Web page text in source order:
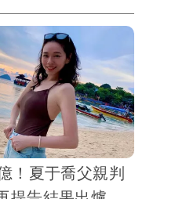
園市長候選人鄭寶清
告發行政院長蘇貞
勇與防疫指揮官王必
》妨害投票罪，蘇煥
總統蔡英文，主要是
會，希望她在未來5
錯誤」。
！夏于喬父親判